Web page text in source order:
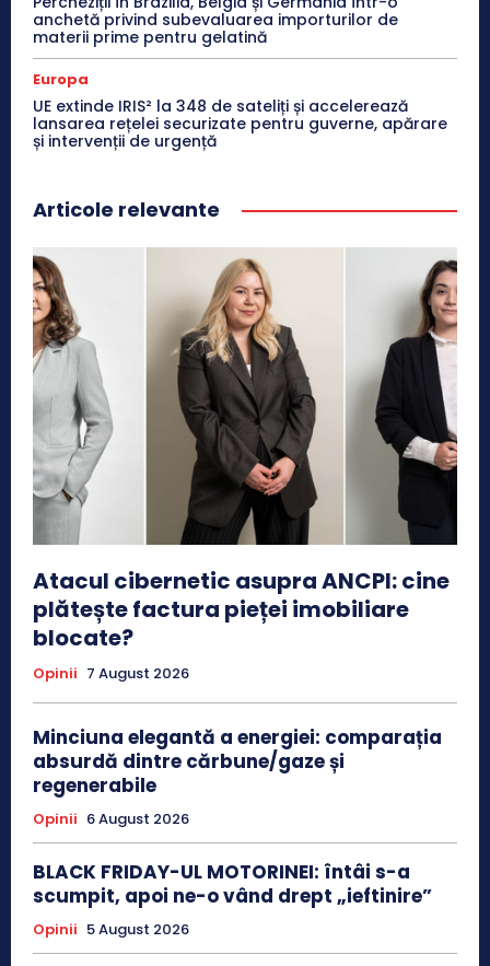
anchetă privind subevaluarea importurilor de
materii prime pentru gelatină
Europa
UE extinde IRIS² la 348 de sateliți și accelerează
lansarea rețelei securizate pentru guverne, apărare
și intervenții de urgență
Articole relevante
Atacul cibernetic asupra ANCPI: cine
plătește factura pieței imobiliare
blocate?
Opinii 7 August 2026
Minciuna elegantă a energiei: comparația
absurdă dintre cărbune/gaze și
regenerabile
Opinii 6 August 2026
BLACK FRIDAY-UL MOTORINEI: întâi s-a
scumpit, apoi ne-o vând drept „ieftinire”
Opinii 5 August 2026